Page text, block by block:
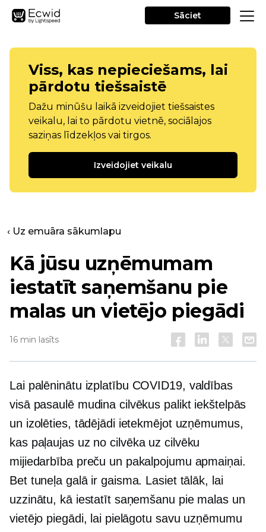
Sāciet
Viss, kas nepieciešams, lai
pārdotu tiešsaistē
Dažu minūšu laikā izveidojiet tiešsaistes
veikalu, lai to pārdotu vietnē, sociālajos
saziņas līdzekļos vai tirgos.
Izveidojiet veikalu
‹ Uz emuāra sākumlapu
Kā jūsu uzņēmumam
iestatīt saņemšanu pie
malas un vietējo piegādi
16 min lasīts
Lai palēninātu izplatību COVID19, valdības
visā pasaulē mudina cilvēkus palikt iekštelpās
un izolēties, tādējādi ietekmējot uzņēmumus,
kas paļaujas uz no cilvēka uz cilvēku
mijiedarbība preču un pakalpojumu apmaiņai.
Bet tuneļa galā ir gaisma. Lasiet tālāk, lai
uzzinātu, kā iestatīt saņemšanu pie malas un
vietējo piegādi, lai pielāgotu savu uzņēmumu